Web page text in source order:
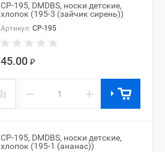
CP-195, DMDBS, носки детские,
хлопок (195-3 (зайчик сирень))
Артикул: CP-195
45.00 ₽
− +
CP-195, DMDBS, носки детские,
хлопок (195-1 (ананас))